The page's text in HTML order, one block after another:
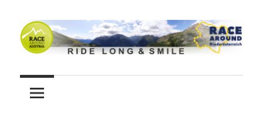
Inhalt
springen
Never
Stop
long